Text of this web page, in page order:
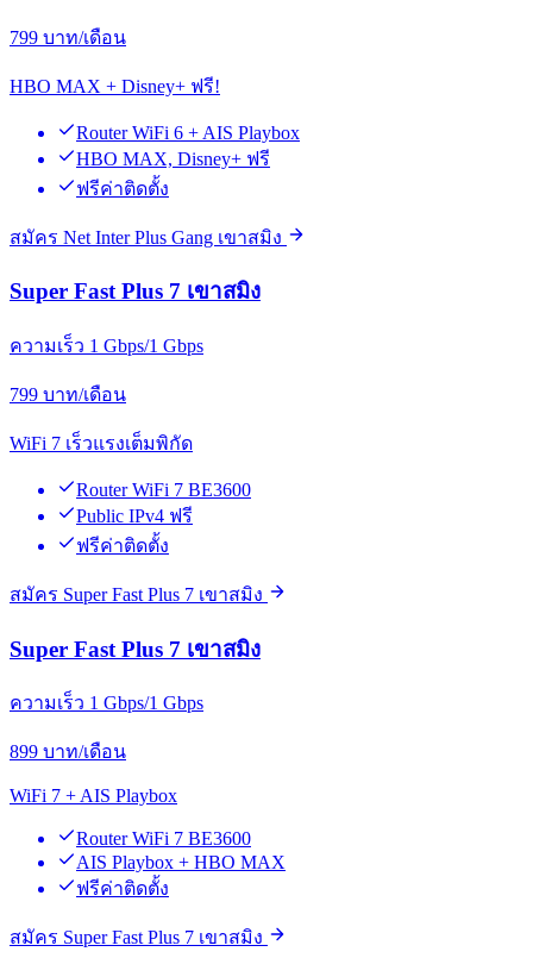
799 บาท/เดือน
HBO MAX + Disney+ ฟรี!
Router WiFi 6 + AIS Playbox
HBO MAX, Disney+ ฟรี
ฟรีค่าติดตั้ง
สมัคร Net Inter Plus Gang เขาสมิง
Super Fast Plus 7 เขาสมิง
ความเร็ว 1 Gbps/1 Gbps
799 บาท/เดือน
WiFi 7 เร็วแรงเต็มพิกัด
Router WiFi 7 BE3600
Public IPv4 ฟรี
ฟรีค่าติดตั้ง
สมัคร Super Fast Plus 7 เขาสมิง
Super Fast Plus 7 เขาสมิง
ความเร็ว 1 Gbps/1 Gbps
899 บาท/เดือน
WiFi 7 + AIS Playbox
Router WiFi 7 BE3600
AIS Playbox + HBO MAX
ฟรีค่าติดตั้ง
สมัคร Super Fast Plus 7 เขาสมิง